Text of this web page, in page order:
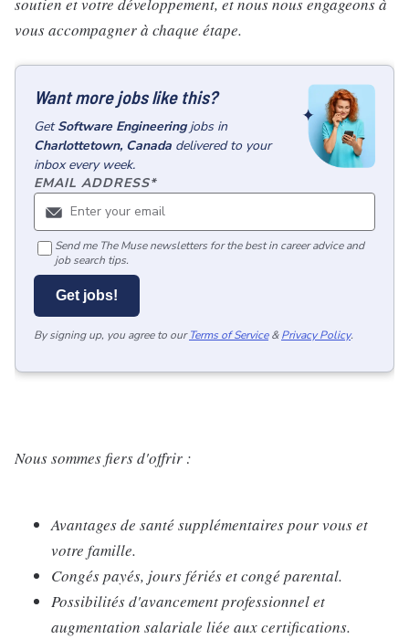
vous accompagner à chaque étape.
Want more jobs like this?
GetSoftware Engineeringjobs in
Charlottetown, Canada delivered to your
inbox every week.
EMAIL ADDRESS*
Send me The Muse newsletters for the best in career advice and
job search tips.
Get jobs!
By signing up, you agree to our Terms of Service & Privacy Policy.
Nous sommes fiers d'offrir :
Avantages de santé supplémentaires pour vous et
votre famille.
Congés payés, jours fériés et congé parental.
Possibilités d'avancement professionnel et
augmentation salariale liée aux certifications.